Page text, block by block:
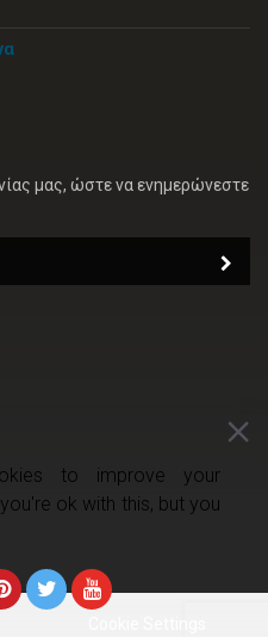
μας, ώστε να ενημερώνεστε
to improve your
ok with this, but you